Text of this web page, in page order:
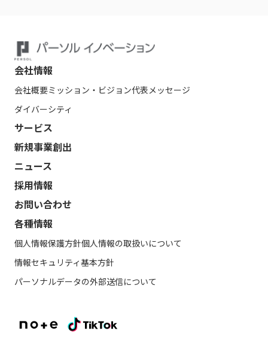
会社情報
会社概要ミッション・ビジョン代表メッセージ
ダイバーシティ
サービス
新規事業創出
ニュース
採用情報
お問い合わせ
各種情報
個人情報保護方針個人情報の取扱いについて
情報セキュリティ基本方針
パーソナルデータの外部送信について